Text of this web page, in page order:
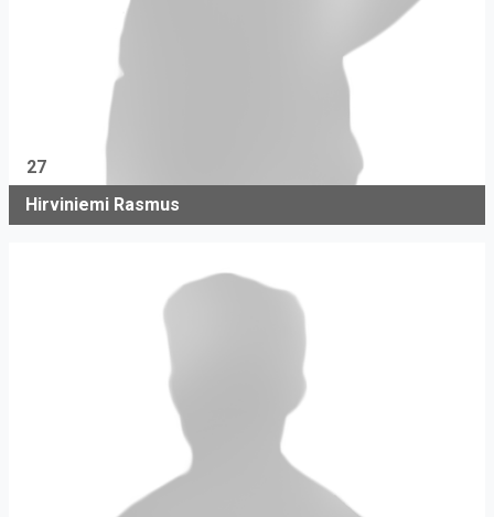
27
Hirviniemi Rasmus